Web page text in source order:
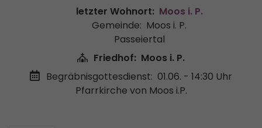
letzter Wohnort: Moos i. P.
Gemeinde: Moos i. P.
Passeiertal
Friedhof: Moos i. P.
Begräbnisgottesdienst: 01.06. - 14:30 Uhr
Pfarrkirche von Moos i.P.